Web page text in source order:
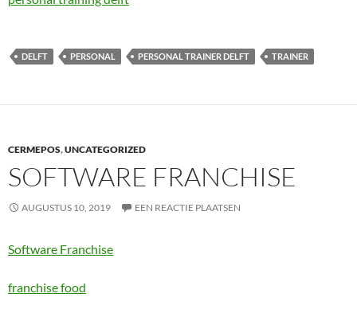
DELFT PERSONAL PERSONAL TRAINER DELFT TRAINER
CERMEPOS,UNCATEGORIZED
SOFTWARE FRANCHISE
AUGUSTUS 10, 2019 EEN REACTIE PLAATSEN
Software Franchise
franchise food